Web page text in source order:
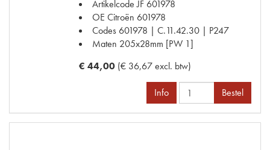
Artikelcode JF 601978
OE Citroën 601978
Codes 601978 | C.11.42.30 | P247
Maten 205x28mm [PW 1]
€ 44,00 (€ 36,67 excl. btw)
Info Bestel